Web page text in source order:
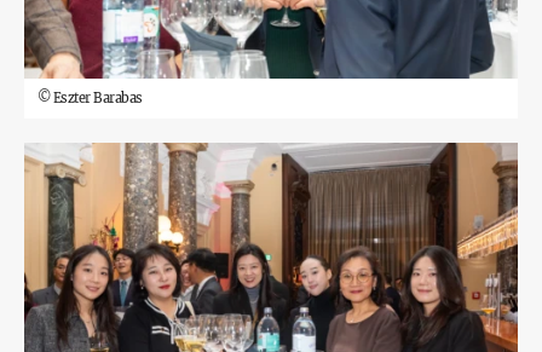
©Eszter Barabas